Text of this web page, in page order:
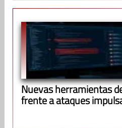
Nuevas herramientas
frente a ataques